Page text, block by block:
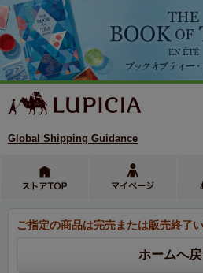
Global Shipping Guidance
ご指定の商品は完売または販売終了い